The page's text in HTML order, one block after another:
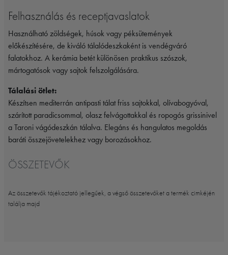
Felhasználás és receptjavaslatok
Használható zöldségek, húsok vagy péksütemények
előkészítésére, de kiváló tálalódeszkaként is vendégváró
falatokhoz. A kerámia betét különösen praktikus szószok,
mártogatósok vagy sajtok felszolgálására.
Tálalási ötlet:
Készítsen mediterrán antipasti tálat friss sajtokkal, olívabogyóval,
szárított paradicsommal, olasz felvágottakkal és ropogós grissinivel
a Taroni vágódeszkán tálalva. Elegáns és hangulatos megoldás
baráti összejövetelekhez vagy borozásokhoz.
ÖSSZETEVŐK
Az összetevők tájékoztató jellegűek, a végső összetevőket a termék cimkéjén
találja majd